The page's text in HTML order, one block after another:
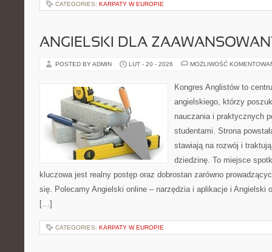
CATEGORIES: KARPATY W EUROPIE
ANGIELSKI DLA
POSTED BY ADMIN LUT - 20 - 2026 MOŻLIWOŚĆ
Kongres Anglistów to
angielskiego, którzy
nauczania i praktycznych
studentami. Strona
stawiają na rozwój i
dziedzinę. To miejsce
kluczowa jest realny postęp oraz dobrostan zarówno
się. Polecamy Angielski online – narzędzia i aplikacje i Angielski
[…]
CATEGORIES: KARPATY W EUROPIE